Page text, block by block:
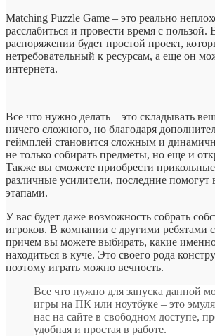
Matching Puzzle Game – это реально
расслабиться и провести время с
распоряжении будет простой проект,
нетребовательный к ресурсам, а еще он
интернета.
Все что нужно делать – это складывать
ничего сложного, но благодаря
геймплей становится сложным и
не только собирать предметы, но еще и
Также вы сможете приобрести
различные усилители, последние
этапами.
У вас будет даже возможность собрать
игроков. В компании с другими ребятами
причем вы можете выбирать, какие
находиться в куче. Это своего рода
поэтому играть можно вечность.
Все что нужно для запуска данной
игры на ПК или ноутбуке – это
нас на сайте в свободном доступе,
удобная и простая в работе.